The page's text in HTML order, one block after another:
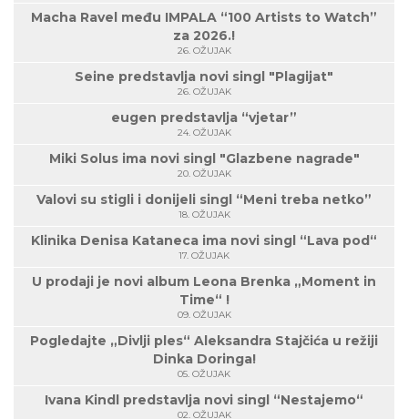
Macha Ravel među IMPALA “100 Artists to Watch”
za 2026.!
26. OŽUJAK
Seine predstavlja novi singl "Plagijat"
26. OŽUJAK
eugen predstavlja “vjetar”
24. OŽUJAK
Miki Solus ima novi singl "Glazbene nagrade"
20. OŽUJAK
Valovi su stigli i donijeli singl “Meni treba netko”
18. OŽUJAK
Klinika Denisa Kataneca ima novi singl “Lava pod“
17. OŽUJAK
U prodaji je novi album Leona Brenka „Moment in
Time“ !
09. OŽUJAK
Pogledajte „Divlji ples“ Aleksandra Stajčića u režiji
Dinka Doringa!
05. OŽUJAK
Ivana Kindl predstavlja novi singl “Nestajemo“
02. OŽUJAK